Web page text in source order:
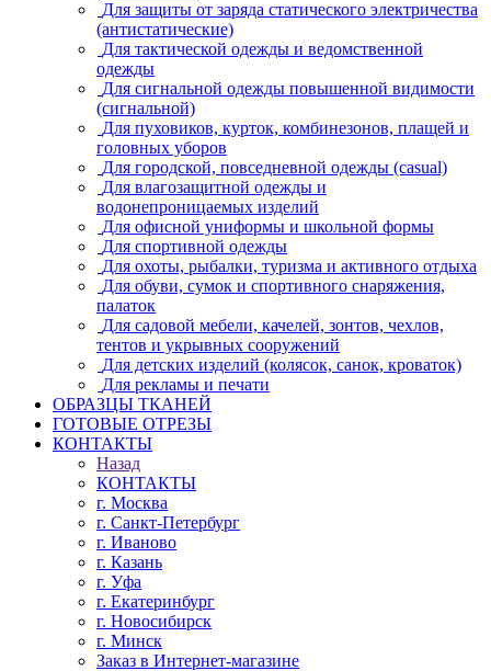
Для защиты от заряда статического электричества
(антистатические)
Для тактической одежды и ведомственной
одежды
Для сигнальной одежды повышенной видимости
(сигнальной)
Для пуховиков, курток, комбинезонов, плащей и
головных уборов
Для городской, повседневной одежды (casual)
Для влагозащитной одежды и
водонепроницаемых изделий
Для офисной униформы и школьной формы
Для спортивной одежды
Для охоты, рыбалки, туризма и активного отдыха
Для обуви, сумок и спортивного снаряжения,
палаток
Для садовой мебели, качелей, зонтов, чехлов,
тентов и укрывных сооружений
Для детских изделий (колясок, санок, кроваток)
Для рекламы и печати
ОБРАЗЦЫ ТКАНЕЙ
ГОТОВЫЕ ОТРЕЗЫ
КОНТАКТЫ
Назад
КОНТАКТЫ
г. Москва
г. Санкт-Петербург
г. Иваново
г. Казань
г. Уфа
г. Екатеринбург
г. Новосибирск
г. Минск
Заказ в Интернет-магазине